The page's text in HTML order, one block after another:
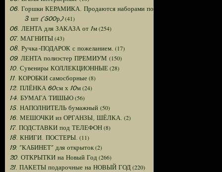
06. Горшки КЕРАМИКА. Продаются наборами по
3 шт (500р)(41)
06. ЛЕНТА для ЗАКАЗА от 1м(254)
07. МАГНИТЫ(43)
08. Ручка-ПОДАРОК с пожеланием. (17)
09. ЛЕНТА полиэстер ПРЕМИУМ (150)
10. Сувениры КОЛЛЕКЦИОННЫЕ(28)
11. КОРОБКИ самосборные(8)
12. ПЛЁНКА 60см х 10м(24)
14. БУМАГА ТИШЬЮ(56)
15. НАПОЛНИТЕЛЬ бумажный (50)
16. МЕШОЧКИ из ОРГАНЗЫ, ШЁЛКА. (2)
17. ПОДСТАВКИ под ТЕЛЕФОН(8)
18. КНИГИ. ПОСТЕРЫ. (11)
19. "КАБИНЕТ" для открыток(2)
20. ОТКРЫТКИ на Новый Год (266)
21. ПАКЕТЫ подарочные на НОВЫЙ ГОД(220)